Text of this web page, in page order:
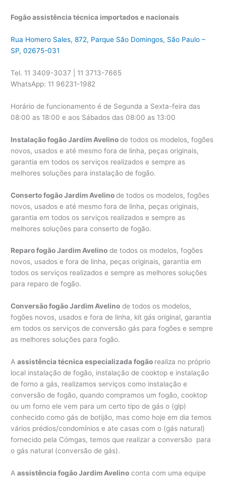
Fogão assistência técnica importados e nacionais
Rua Homero Sales, 872, Parque São Domingos, São Paulo –
SP, 02675-031
Tel. 11 3409-3037 | 11 3713-7665
WhatsApp: 11 96231-1982
Horário de funcionamento é de Segunda a Sexta-feira das
08:00 as 18:00 e aos Sábados das 08:00 as 13:00
Instalação fogão Jardim Avelinode todos os modelos, fogões
novos, usados e até mesmo fora de linha, peças originais,
garantia em todos os serviços realizados e sempre as
melhores soluções para instalação de fogão.
Conserto fogão Jardim Avelinode todos os modelos, fogões
novos, usados e até mesmo fora de linha, peças originais,
garantia em todos os serviços realizados e sempre as
melhores soluções para conserto de fogão.
Reparo fogão Jardim Avelino de todos os modelos, fogões
novos, usados e fora de linha, peças originais, garantia em
todos os serviços realizados e sempre as melhores soluções
para reparo de fogão.
Conversão fogão Jardim Avelino de todos os modelos,
fogões novos, usados e fora de linha, kit gás original, garantia
em todos os serviços de conversão gás para fogões e sempre
as melhores soluções para fogão.
Aassistência técnica especializada fogão realiza no próprio
local instalação de fogão, instalação de cooktop e instalação
de forno a gás, realizamos serviços como instalação e
conversão de fogão, quando compramos um fogão, cooktop
ou um forno ele vem para um certo tipo de gás o (glp)
conhecido como gás de botijão, mas como hoje em dia temos
vários prédios/condomínios e ate casas com o (gás natural)
fornecido pela Cómgas, temos que realizar a conversão para
o gás natural (conversão de gás).
Aassistência fogão Jardim Avelino conta com uma equipe